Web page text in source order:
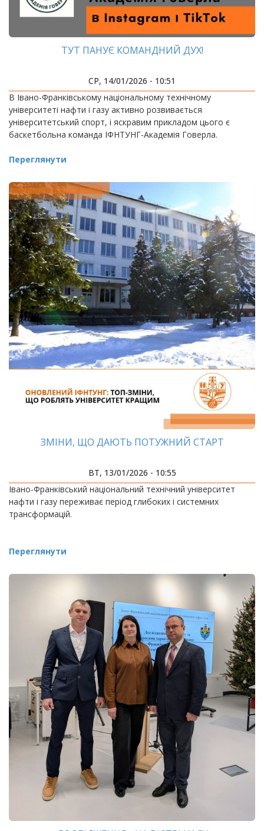
ТУТ ПАНУЄ КОМАНДНИЙ ДУХ!
СР, 14/01/2026 - 10:51
В Івано-Франківському національному технічному
університеті нафти і газу активно розвивається
університетський спорт, і яскравим прикладом цього є
баскетбольна команда ІФНТУНГ-Академія Говерла.
Переглянути
ЗМІНИ, ЩО ДАЮТЬ ПОТУЖНИЙ СТАРТ
ВТ, 13/01/2026 - 10:55
Івано-Франківський національний технічний університет
нафти і газу переживає період глибоких і системних
трансформацій.
Переглянути